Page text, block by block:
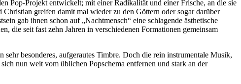
Pop-Projekt entwickelt; mit einer Radikalität und einer Frische, an die sie
greifen damit mal wieder zu den Göttern oder sogar darüber
gab ihnen schon auf „Nachtmensch“ eine schlagende ästhetische
die seit fast zehn Jahren in verschiedenen Formationen gemeinsam
besonderes, aufgerautes Timbre. Doch die rein instrumentale Musik,
nun weit vom üblichen Popschema entfernen und stark an der